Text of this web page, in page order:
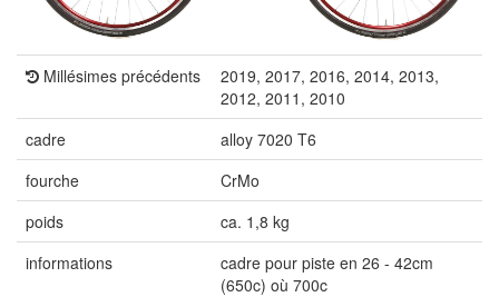
Millésimes précédents
2019, 2017, 2016, 2014, 2013,
2012, 2011, 2010
cadre
alloy 7020 T6
fourche
CrMo
poids
ca. 1,8 kg
informations
cadre pour piste en 26 - 42cm
(650c) où 700c